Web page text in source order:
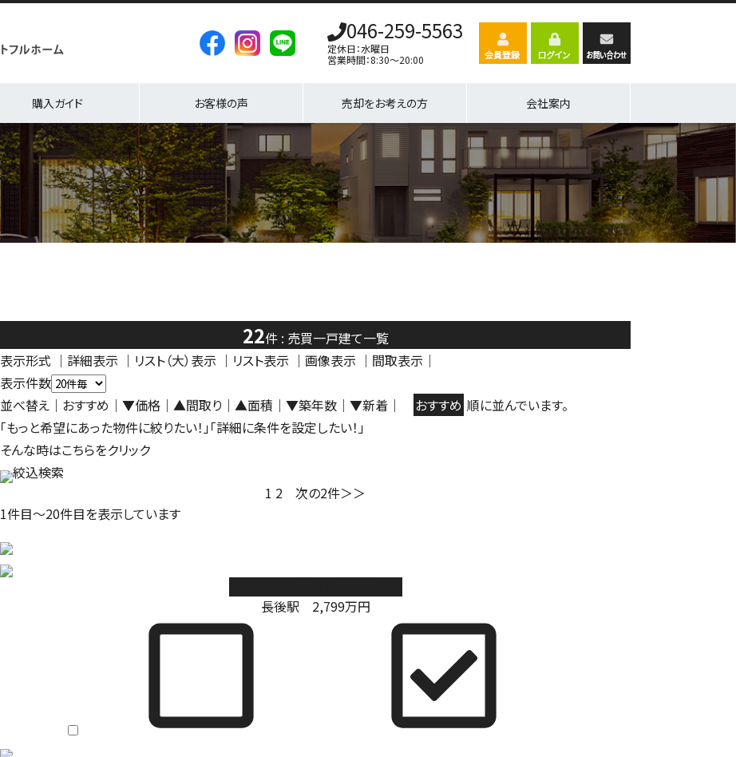
046-259-5563
定休日：水曜日
営業時間：8:30～20:00
購入ガイド お客様の声 売却をお考えの方 会社案内
22件 : 売買一戸建て一覧
表示形式 ｜ 詳細表示 ｜リスト（大）表示 ｜ リスト表示 ｜ 画像表示 ｜ 間取表示 ｜
表示件数
並べ替え ｜おすすめ ｜ ▼価格 ｜ ▲間取り ｜ ▲面積 ｜ ▼築年数 ｜ ▼新着 ｜ おすすめ 順に並んでいます。
「もっと希望にあった物件に絞りたい！」「詳細に条件を設定したい！」
そんな時はこちらをクリック
絞込検索
1 2
次の2件＞＞
1件目～20件目を表示しています
長後駅
2,799万円